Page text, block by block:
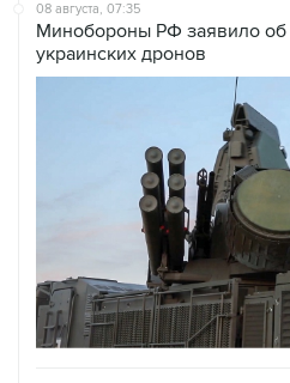
08 августа, 07:35
Минобороны РФ заявило об
украинских дронов